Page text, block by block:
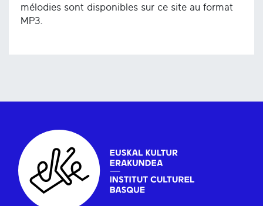
mélodies sont disponibles sur ce site au format
MP3.